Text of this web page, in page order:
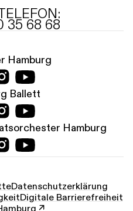
35 68 68
Hamburg
Ballett
Hamburg
Datenschutz­erklärung
Digitale Barrierefreiheit
↗